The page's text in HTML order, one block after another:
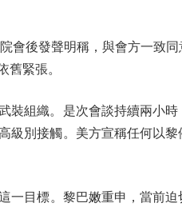
後發聲明稱，與會方一致同
舊緊張。
組織。是次會談持續兩小時
級別接觸。美方宣稱任何以
目標。黎巴嫩重申，當前迫